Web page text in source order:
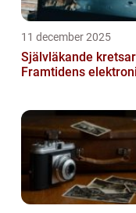
11 december 2025
Självläkande
Framtidens